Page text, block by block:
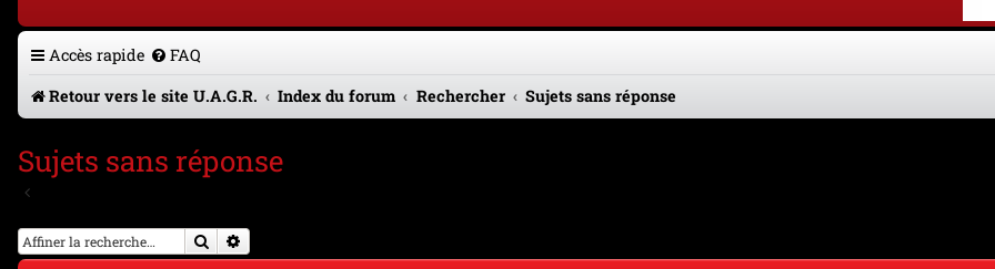
Accès rapide FAQ
Retour vers le site U.A.G.R.
Index du forum Rechercher Sujets sans réponse
Sujets sans réponse
Rechercher